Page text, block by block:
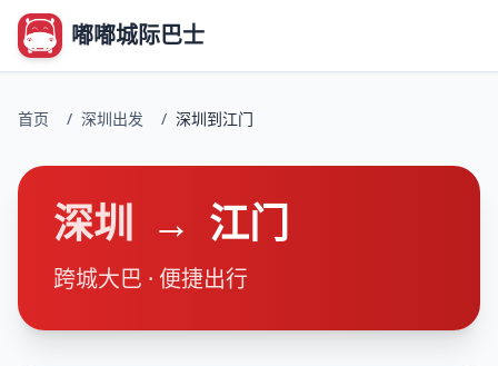
嘟嘟城际巴士
首页 / 深圳出发 / 深圳到江门
深圳 → 江门
跨城大巴 · 便捷出行